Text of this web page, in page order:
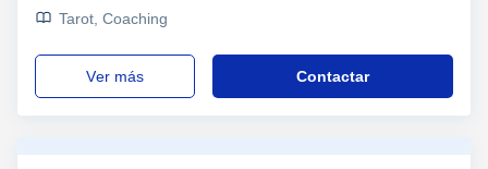
Tarot, Coaching
ver más Contactar